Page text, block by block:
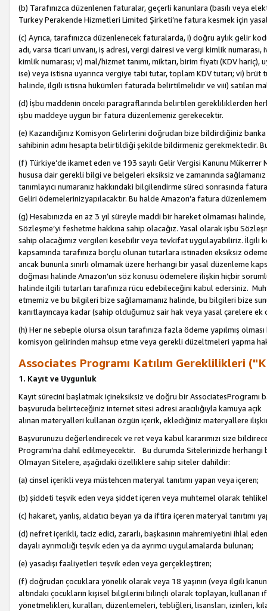
(b) Tarafınızca düzenlenen faturalar, geçerli kanunlara (basılı veya
Turkey Perakende Hizmetleri Limited Şirketi’ne fatura kesmek için
(c) Ayrıca, tarafınızca düzenlenecek faturalarda, i) doğru aylık gelir
adı, varsa ticari unvanı, iş adresi, vergi dairesi ve vergi kimlik
kimlik numarası; v) mal/hizmet tanımı, miktarı, birim fiyatı (KDV
ise) veya istisna uyarınca vergiye tabi tutar, toplam KDV tutarı; vi) brüt
halinde, ilgili istisna hükümleri faturada belirtilmelidir ve viii) satılan
(d) İşbu maddenin önceki paragraflarında belirtilen gerekliliklerden
işbu maddeye uygun bir fatura düzenlemeniz gerekecektir.
(e) Kazandığınız Komisyon Gelirlerini doğrudan bize bildirdiğiniz banka
sahibinin adını hesapta belirtildiği şekilde bildirmeniz gerekmektedir.
(f) Türkiye’de ikamet eden ve 193 sayılı Gelir Vergisi Kanunu
hususa dair gerekli bilgi ve belgeleri eksiksiz ve zamanında
tanımlayıcı numaranız hakkındaki bilgilendirme süreci sonrasında
Geliri ödemelerinizyapılacaktır. Bu halde Amazon’a fatura
(g) Hesabınızda en az 3 yıl süreyle maddi bir hareket olmaması
Sözleşme’yi feshetme hakkına sahip olacağız. Yasal olarak işbu
sahip olacağımız vergileri kesebilir veya tevkifat uygulayabiliriz. İlgili
kapsamında tarafınıza borçlu olunan tutarlara istinaden eksiksiz
ancak bununla sınırlı olmamak üzere herhangi bir yasal düzenleme
doğması halinde Amazon’un söz konusu ödemelere ilişkin hiçbir
halinde ilgili tutarları tarafınıza rücu edebileceğini kabul edersiniz.
etmemiz ve bu bilgileri bize sağlamamanız halinde, bu bilgileri bize
kanıtlayıncaya kadar (sahip olduğumuz sair hak veya yasal çarelere
(h) Her ne sebeple olursa olsun tarafınıza fazla ödeme yapılmış
komisyon gelirinden mahsup etme veya gerekli düzeltmeleri yapma
Associates Programı Katılım Gereklilikleri
1. Kayıt ve Uygunluk
Kayıt sürecini başlatmak içineksiksiz ve doğru bir AssociatesProgramı
başvuruda belirteceğiniz internet sitesi adresi aracılığıyla kamuya
alınan materyalleri kullanan özgün içerik, eklediğiniz materyallere
Başvurunuzu değerlendirecek ve ret veya kabul kararımızı size
Programı’na dahil edilmeyecektir. Bu durumda Sitelerinizde herhangi
Olmayan Sitelere, aşağıdaki özelliklere sahip siteler dahildir:
(a) cinsel içerikli veya müstehcen materyal tanıtımı yapan veya içeren;
(b) şiddeti teşvik eden veya şiddet içeren veya muhtemel olarak
(c) hakaret, yanlış, aldatıcı beyan ya da iftira içeren materyal tanıtımı
(d) nefret içerikli, taciz edici, zararlı, başkasının mahremiyetini ihlal
dayalı ayrımcılığı teşvik eden ya da ayrımcı uygulamalarda bulunan;
(e) yasadışı faaliyetleri teşvik eden veya gerçekleştiren;
(f) doğrudan çocuklara yönelik olarak veya 18 yaşının (veya ilgili
altındaki çocukların kişisel bilgilerini bilinçli olarak toplayan, kullanan
yönetmelikleri, kuralları, düzenlemeleri, tebliğleri, lisansları, izinleri,